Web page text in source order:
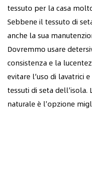
tessuto per la casa
Sebbene il tessuto di
anche la sua
Dovremmo usare
consistenza e la
evitare l’uso di lavatrici
tessuti di seta dell’isola.
naturale è l'opzione